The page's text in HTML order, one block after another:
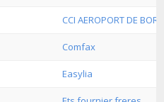
CCI AEROPORT DE
Comfax
Easylia